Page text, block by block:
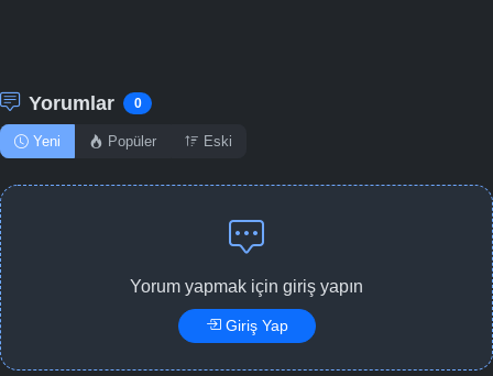
Yorumlar 0
Yeni Popüler Eski
Yorum yapmak için giriş yapın
Giriş Yap